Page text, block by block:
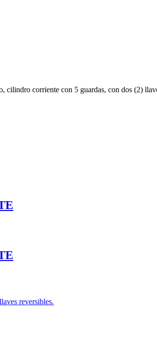
cilindro corriente con 5 guardas, con dos (2)
reversibles.